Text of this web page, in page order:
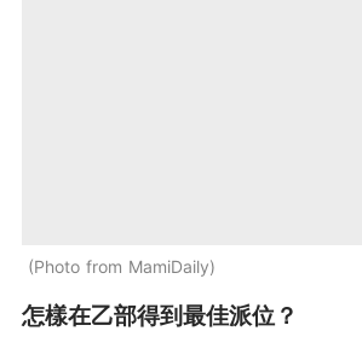
Photo from MamiDaily
怎樣在乙部得到最佳派位？